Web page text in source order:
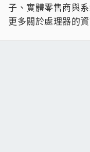
子、實體零售商與
更多關於處理器的